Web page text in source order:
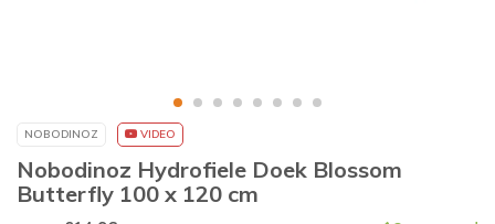
NOBODINOZ VIDEO
Nobodinoz Hydrofiele Doek Blossom
Butterfly 100 x 120 cm